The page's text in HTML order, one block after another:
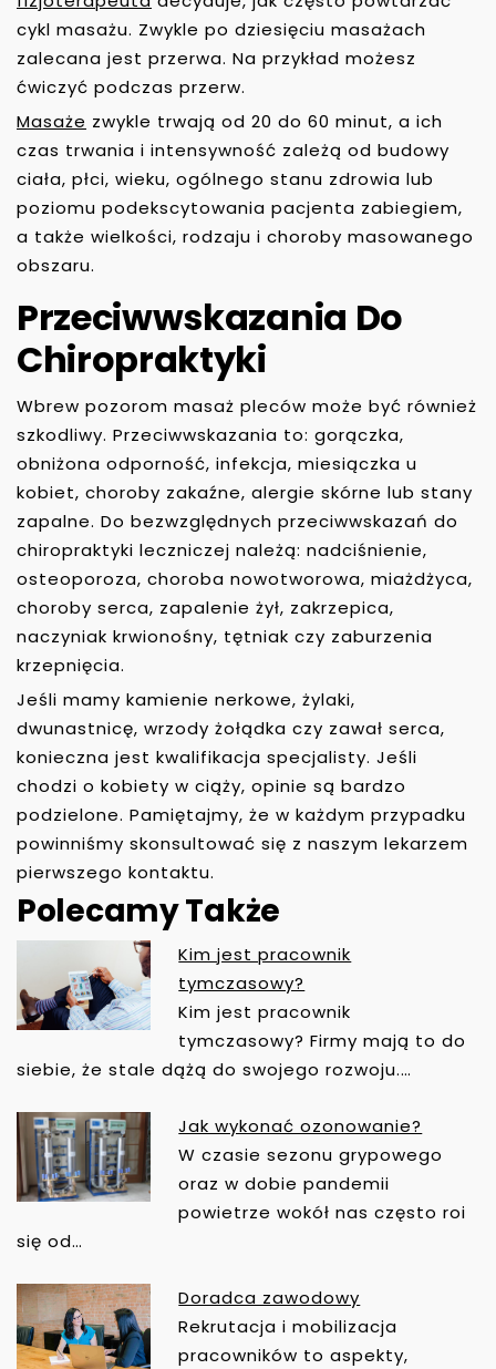
cykl masażu. Zwykle po dziesięciu masażach
zalecana jest przerwa. Na przykład możesz
ćwiczyć podczas przerw.
Masaże zwykle trwają od 20 do 60 minut, a ich
czas trwania i intensywność zależą od budowy
ciała, płci, wieku, ogólnego stanu zdrowia lub
poziomu podekscytowania pacjenta zabiegiem,
a także wielkości, rodzaju i choroby masowanego
obszaru.
Przeciwwskazania Do
Chiropraktyki
Wbrew pozorom masaż pleców może być również
szkodliwy. Przeciwwskazania to: gorączka,
obniżona odporność, infekcja, miesiączka u
kobiet, choroby zakaźne, alergie skórne lub stany
zapalne. Do bezwzględnych przeciwwskazań do
chiropraktyki leczniczej należą: nadciśnienie,
osteoporoza, choroba nowotworowa, miażdżyca,
choroby serca, zapalenie żył, zakrzepica,
naczyniak krwionośny, tętniak czy zaburzenia
krzepnięcia.
Jeśli mamy kamienie nerkowe, żylaki,
dwunastnicę, wrzody żołądka czy zawał serca,
konieczna jest kwalifikacja specjalisty. Jeśli
chodzi o kobiety w ciąży, opinie są bardzo
podzielone. Pamiętajmy, że w każdym przypadku
powinniśmy skonsultować się z naszym lekarzem
pierwszego kontaktu.
Polecamy Także
Kim jest pracownik
tymczasowy?
Kim jest pracownik
tymczasowy? Firmy mają to do
siebie, że stale dążą do swojego rozwoju.…
Jak wykonać ozonowanie?
W czasie sezonu grypowego
oraz w dobie pandemii
powietrze wokół nas często roi
się od…
Doradca zawodowy
Rekrutacja i mobilizacja
pracowników to aspekty,
N
A
W
I
A
C
J
A
P
I
S
U